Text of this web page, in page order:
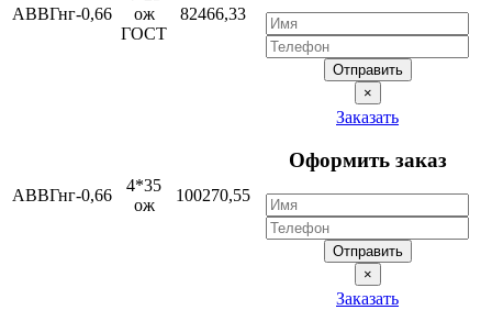
АВВГнг-0,66
ож
ГОСТ
82466,33
Отправить
×
АВВГнг-0,66
4*35
ож
100270,55
Заказать
Оформить заказ
Отправить
×
Заказать